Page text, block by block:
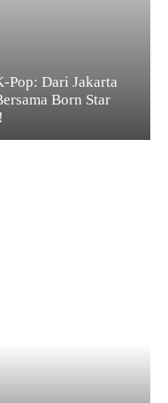
Dari Jakarta
Born Star